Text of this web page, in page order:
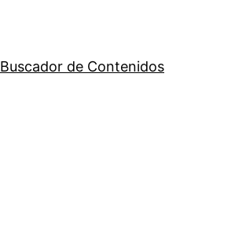
Buscador de Contenidos